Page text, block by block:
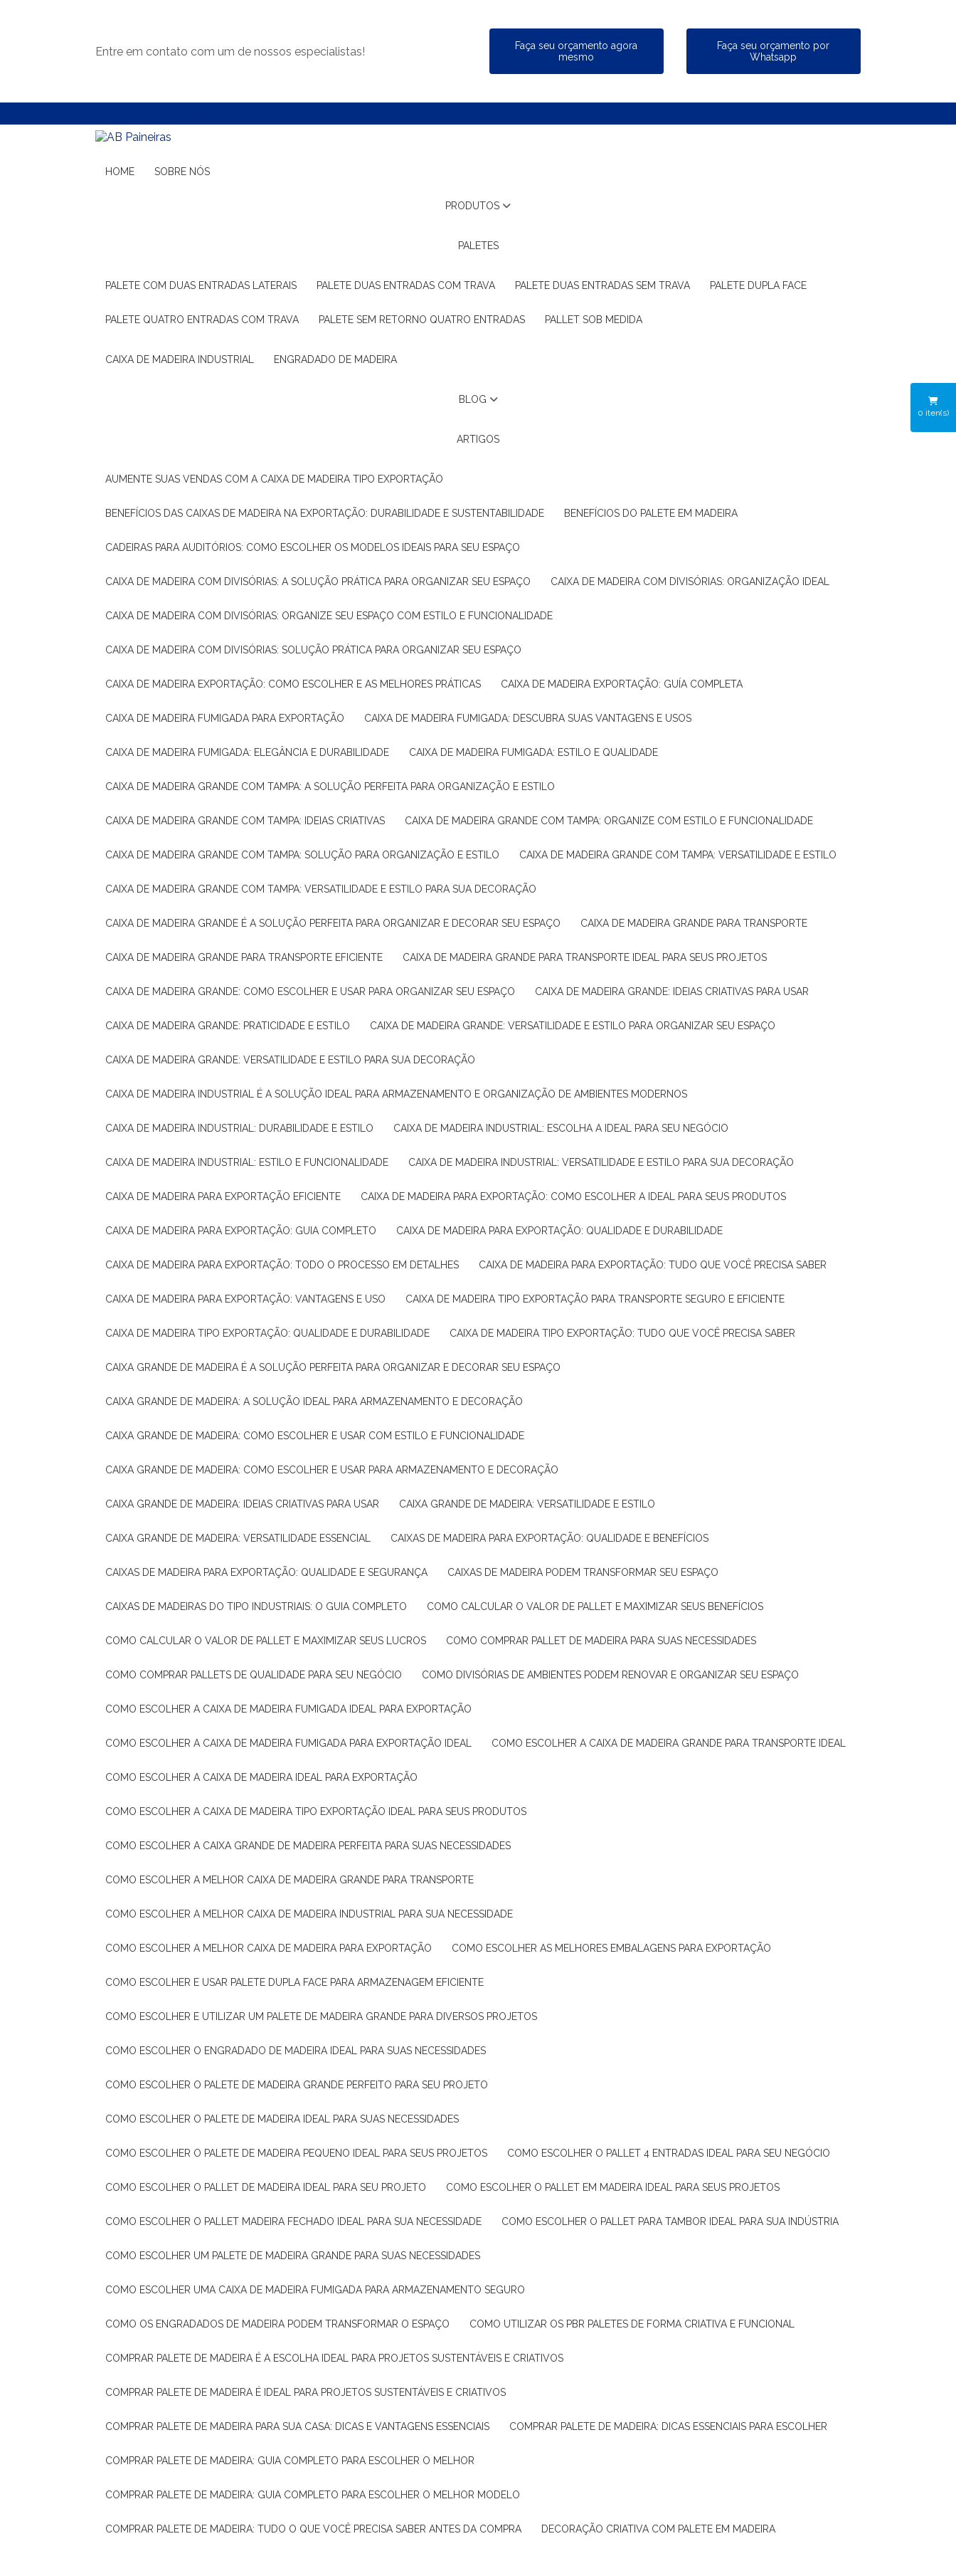
Entre em contato com um de nossos especialistas!
Faça seu orçamento agora
mesmo
Faça seu orçamento por
Whatsapp
HOME SOBRE NÓS
PRODUTOS
PALETES
PALETE COM DUAS ENTRADAS LATERAIS PALETE DUAS ENTRADAS COM TRAVA PALETE DUAS ENTRADAS SEM TRAVA PALETE DUPLA FACE
PALETE QUATRO ENTRADAS COM TRAVA PALETE SEM RETORNO QUATRO ENTRADAS PALLET SOB MEDIDA
CAIXA DE MADEIRA INDUSTRIAL ENGRADADO DE MADEIRA
BLOG
ARTIGOS
AUMENTE SUAS VENDAS COM A CAIXA DE MADEIRA TIPO EXPORTAÇÃO
BENEFÍCIOS DAS CAIXAS DE MADEIRA NA EXPORTAÇÃO: DURABILIDADE E SUSTENTABILIDADE BENEFÍCIOS DO PALETE EM MADEIRA
CADEIRAS PARA AUDITÓRIOS: COMO ESCOLHER OS MODELOS IDEAIS PARA SEU ESPAÇO
CAIXA DE MADEIRA COM DIVISÓRIAS: A SOLUÇÃO PRÁTICA PARA ORGANIZAR SEU ESPAÇO CAIXA DE MADEIRA COM DIVISÓRIAS: ORGANIZAÇÃO IDEAL
CAIXA DE MADEIRA COM DIVISÓRIAS: ORGANIZE SEU ESPAÇO COM ESTILO E FUNCIONALIDADE
CAIXA DE MADEIRA COM DIVISÓRIAS: SOLUÇÃO PRÁTICA PARA ORGANIZAR SEU ESPAÇO
CAIXA DE MADEIRA EXPORTAÇÃO: COMO ESCOLHER E AS MELHORES PRÁTICAS CAIXA DE MADEIRA EXPORTAÇÃO: GUÍA COMPLETA
CAIXA DE MADEIRA FUMIGADA PARA EXPORTAÇÃO CAIXA DE MADEIRA FUMIGADA: DESCUBRA SUAS VANTAGENS E USOS
CAIXA DE MADEIRA FUMIGADA: ELEGÂNCIA E DURABILIDADE CAIXA DE MADEIRA FUMIGADA: ESTILO E QUALIDADE
CAIXA DE MADEIRA GRANDE COM TAMPA: A SOLUÇÃO PERFEITA PARA ORGANIZAÇÃO E ESTILO
CAIXA DE MADEIRA GRANDE COM TAMPA: IDEIAS CRIATIVAS CAIXA DE MADEIRA GRANDE COM TAMPA: ORGANIZE COM ESTILO E FUNCIONALIDADE
CAIXA DE MADEIRA GRANDE COM TAMPA: SOLUÇÃO PARA ORGANIZAÇÃO E ESTILO CAIXA DE MADEIRA GRANDE COM TAMPA: VERSATILIDADE E ESTILO
CAIXA DE MADEIRA GRANDE COM TAMPA: VERSATILIDADE E ESTILO PARA SUA DECORAÇÃO
CAIXA DE MADEIRA GRANDE É A SOLUÇÃO PERFEITA PARA ORGANIZAR E DECORAR SEU ESPAÇO CAIXA DE MADEIRA GRANDE PARA TRANSPORTE
CAIXA DE MADEIRA GRANDE PARA TRANSPORTE EFICIENTE CAIXA DE MADEIRA GRANDE PARA TRANSPORTE IDEAL PARA SEUS PROJETOS
CAIXA DE MADEIRA GRANDE: COMO ESCOLHER E USAR PARA ORGANIZAR SEU ESPAÇO CAIXA DE MADEIRA GRANDE: IDEIAS CRIATIVAS PARA USAR
CAIXA DE MADEIRA GRANDE: PRATICIDADE E ESTILO CAIXA DE MADEIRA GRANDE: VERSATILIDADE E ESTILO PARA ORGANIZAR SEU ESPAÇO
CAIXA DE MADEIRA GRANDE: VERSATILIDADE E ESTILO PARA SUA DECORAÇÃO
CAIXA DE MADEIRA INDUSTRIAL É A SOLUÇÃO IDEAL PARA ARMAZENAMENTO E ORGANIZAÇÃO DE AMBIENTES MODERNOS
CAIXA DE MADEIRA INDUSTRIAL: DURABILIDADE E ESTILO CAIXA DE MADEIRA INDUSTRIAL: ESCOLHA A IDEAL PARA SEU NEGÓCIO
CAIXA DE MADEIRA INDUSTRIAL: ESTILO E FUNCIONALIDADE CAIXA DE MADEIRA INDUSTRIAL: VERSATILIDADE E ESTILO PARA SUA DECORAÇÃO
CAIXA DE MADEIRA PARA EXPORTAÇÃO EFICIENTE CAIXA DE MADEIRA PARA EXPORTAÇÃO: COMO ESCOLHER A IDEAL PARA SEUS PRODUTOS
CAIXA DE MADEIRA PARA EXPORTAÇÃO: GUIA COMPLETO CAIXA DE MADEIRA PARA EXPORTAÇÃO: QUALIDADE E DURABILIDADE
CAIXA DE MADEIRA PARA EXPORTAÇÃO: TODO O PROCESSO EM DETALHES CAIXA DE MADEIRA PARA EXPORTAÇÃO: TUDO QUE VOCÊ PRECISA SABER
CAIXA DE MADEIRA PARA EXPORTAÇÃO: VANTAGENS E USO CAIXA DE MADEIRA TIPO EXPORTAÇÃO PARA TRANSPORTE SEGURO E EFICIENTE
CAIXA DE MADEIRA TIPO EXPORTAÇÃO: QUALIDADE E DURABILIDADE CAIXA DE MADEIRA TIPO EXPORTAÇÃO: TUDO QUE VOCÊ PRECISA SABER
CAIXA GRANDE DE MADEIRA É A SOLUÇÃO PERFEITA PARA ORGANIZAR E DECORAR SEU ESPAÇO
CAIXA GRANDE DE MADEIRA: A SOLUÇÃO IDEAL PARA ARMAZENAMENTO E DECORAÇÃO
CAIXA GRANDE DE MADEIRA: COMO ESCOLHER E USAR COM ESTILO E FUNCIONALIDADE
CAIXA GRANDE DE MADEIRA: COMO ESCOLHER E USAR PARA ARMAZENAMENTO E DECORAÇÃO
CAIXA GRANDE DE MADEIRA: IDEIAS CRIATIVAS PARA USAR CAIXA GRANDE DE MADEIRA: VERSATILIDADE E ESTILO
CAIXA GRANDE DE MADEIRA: VERSATILIDADE ESSENCIAL CAIXAS DE MADEIRA PARA EXPORTAÇÃO: QUALIDADE E BENEFÍCIOS
CAIXAS DE MADEIRA PARA EXPORTAÇÃO: QUALIDADE E SEGURANÇA CAIXAS DE MADEIRA PODEM TRANSFORMAR SEU ESPAÇO
CAIXAS DE MADEIRAS DO TIPO INDUSTRIAIS: O GUIA COMPLETO COMO CALCULAR O VALOR DE PALLET E MAXIMIZAR SEUS BENEFÍCIOS
COMO CALCULAR O VALOR DE PALLET E MAXIMIZAR SEUS LUCROS COMO COMPRAR PALLET DE MADEIRA PARA SUAS NECESSIDADES
COMO COMPRAR PALLETS DE QUALIDADE PARA SEU NEGÓCIO COMO DIVISÓRIAS DE AMBIENTES PODEM RENOVAR E ORGANIZAR SEU ESPAÇO
COMO ESCOLHER A CAIXA DE MADEIRA FUMIGADA IDEAL PARA EXPORTAÇÃO
COMO ESCOLHER A CAIXA DE MADEIRA FUMIGADA PARA EXPORTAÇÃO IDEAL COMO ESCOLHER A CAIXA DE MADEIRA GRANDE PARA TRANSPORTE IDEAL
COMO ESCOLHER A CAIXA DE MADEIRA IDEAL PARA EXPORTAÇÃO
COMO ESCOLHER A CAIXA DE MADEIRA TIPO EXPORTAÇÃO IDEAL PARA SEUS PRODUTOS
COMO ESCOLHER A CAIXA GRANDE DE MADEIRA PERFEITA PARA SUAS NECESSIDADES
COMO ESCOLHER A MELHOR CAIXA DE MADEIRA GRANDE PARA TRANSPORTE
COMO ESCOLHER A MELHOR CAIXA DE MADEIRA INDUSTRIAL PARA SUA NECESSIDADE
COMO ESCOLHER A MELHOR CAIXA DE MADEIRA PARA EXPORTAÇÃO COMO ESCOLHER AS MELHORES EMBALAGENS PARA EXPORTAÇÃO
COMO ESCOLHER E USAR PALETE DUPLA FACE PARA ARMAZENAGEM EFICIENTE
COMO ESCOLHER E UTILIZAR UM PALETE DE MADEIRA GRANDE PARA DIVERSOS PROJETOS
COMO ESCOLHER O ENGRADADO DE MADEIRA IDEAL PARA SUAS NECESSIDADES
COMO ESCOLHER O PALETE DE MADEIRA GRANDE PERFEITO PARA SEU PROJETO
COMO ESCOLHER O PALETE DE MADEIRA IDEAL PARA SUAS NECESSIDADES
COMO ESCOLHER O PALETE DE MADEIRA PEQUENO IDEAL PARA SEUS PROJETOS COMO ESCOLHER O PALLET 4 ENTRADAS IDEAL PARA SEU NEGÓCIO
COMO ESCOLHER O PALLET DE MADEIRA IDEAL PARA SEU PROJETO COMO ESCOLHER O PALLET EM MADEIRA IDEAL PARA SEUS PROJETOS
COMO ESCOLHER O PALLET MADEIRA FECHADO IDEAL PARA SUA NECESSIDADE COMO ESCOLHER O PALLET PARA TAMBOR IDEAL PARA SUA INDÚSTRIA
COMO ESCOLHER UM PALETE DE MADEIRA GRANDE PARA SUAS NECESSIDADES
COMO ESCOLHER UMA CAIXA DE MADEIRA FUMIGADA PARA ARMAZENAMENTO SEGURO
COMO OS ENGRADADOS DE MADEIRA PODEM TRANSFORMAR O ESPAÇO COMO UTILIZAR OS PBR PALETES DE FORMA CRIATIVA E FUNCIONAL
COMPRAR PALETE DE MADEIRA É A ESCOLHA IDEAL PARA PROJETOS SUSTENTÁVEIS E CRIATIVOS
COMPRAR PALETE DE MADEIRA É IDEAL PARA PROJETOS SUSTENTÁVEIS E CRIATIVOS
COMPRAR PALETE DE MADEIRA PARA SUA CASA: DICAS E VANTAGENS ESSENCIAIS COMPRAR PALETE DE MADEIRA: DICAS ESSENCIAIS PARA ESCOLHER
COMPRAR PALETE DE MADEIRA: GUIA COMPLETO PARA ESCOLHER O MELHOR
COMPRAR PALETE DE MADEIRA: GUIA COMPLETO PARA ESCOLHER O MELHOR MODELO
COMPRAR PALETE DE MADEIRA: TUDO O QUE VOCÊ PRECISA SABER ANTES DA COMPRA DECORAÇÃO CRIATIVA COM PALETE EM MADEIRA
0 iten(s)